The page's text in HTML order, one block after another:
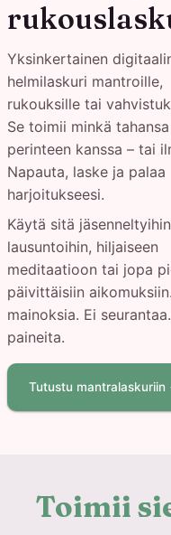
Yksinkertainen
helmilaskuri mantroille,
rukouksille tai
Se toimii minkä tahansa
perinteen kanssa – tai
Napauta, laske ja palaa
harjoitukseesi.
Käytä sitä jäsenneltyihin
lausuntoihin, hiljaiseen
meditaatioon tai jopa
päivittäisiin
mainoksia. Ei
paineita.
Tutustu
Toimii